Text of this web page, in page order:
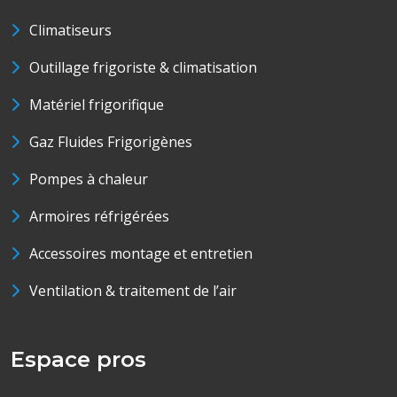
Climatiseurs
Outillage frigoriste & climatisation
Matériel frigorifique
Gaz Fluides Frigorigènes
Pompes à chaleur
Armoires réfrigérées
Accessoires montage et entretien
Ventilation & traitement de l’air
Espace pros